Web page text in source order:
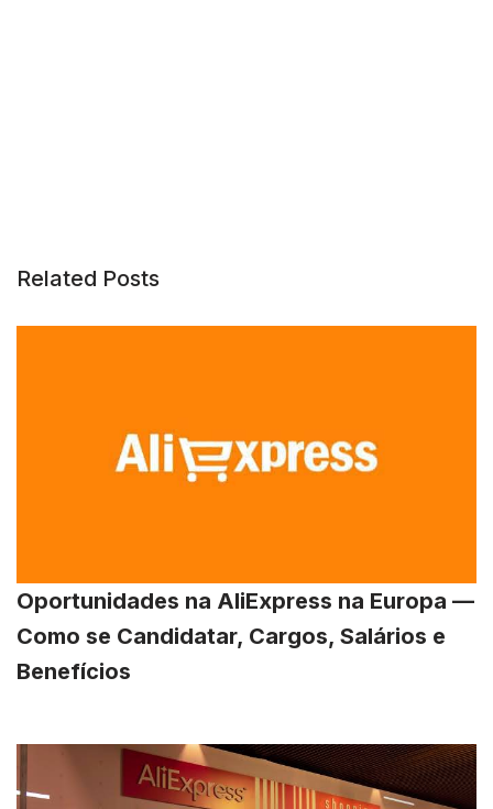
Related Posts
Oportunidades na AliExpress na Europa —
Como se Candidatar, Cargos, Salários e
Benefícios